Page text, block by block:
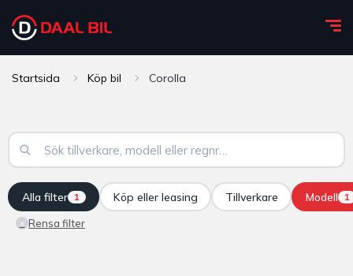
Startsida Köp bil Corolla
Alla filter 1
× Rensa filter
Köp eller leasing Tillverkare Modell 1